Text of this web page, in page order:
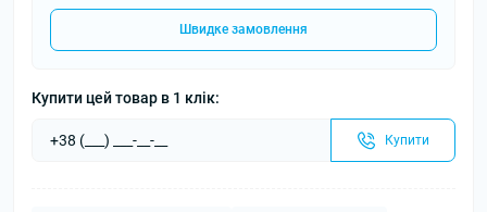
Швидке замовлення
Купити цей товар в 1 клік:
Купити